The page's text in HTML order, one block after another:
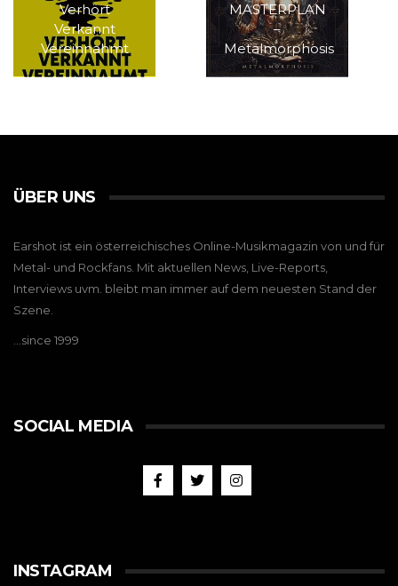
Verhört
Verkannt
Vereinnahmt
MASTERPLAN
–
Metalmorphosis
ÜBER UNS
Earshot ist ein österreichisches Online-Musikmagazin von und für
Metal- und Rockfans. Mit aktuellen News, Live-Reports,
Interviews uvm. bleibt man immer auf dem neuesten Stand der
Szene.
…since 1999
SOCIAL MEDIA
INSTAGRAM